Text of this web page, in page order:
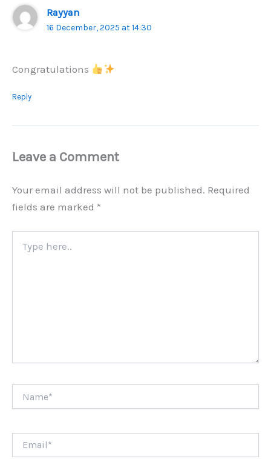
Rayyan
16 December, 2025 at 14:30
Congratulations
Reply
Leave a Comment
Your email address will not be published. Required
fields are marked *
here..